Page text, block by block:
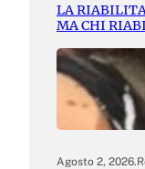
LA
MA CHI
Agosto 2, 2026.